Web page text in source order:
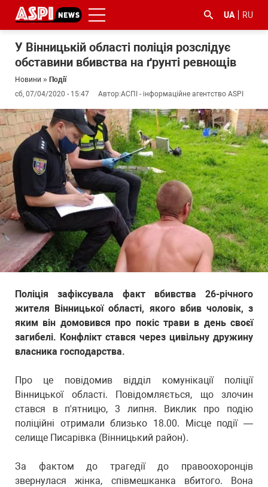
UA RU
У Вінницькій області поліція розслідує
обставини вбивства на ґрунті ревнощів
Новини » Події
сб, 07/04/2020 - 15:47
Автор:АСПІ - інформаційне агентство ASPI
Поліція зафіксувала факт вбивства 26-річного
жителя Вінницької області, якого вбив чоловік, з
яким він домовився про покіс трави в день своєї
загибелі. Конфлікт стався через цивільну дружину
власника господарства.
Про це повідомив відділ комунікації поліції
Вінницької області. Повідомляється, що злочин
стався в п'ятницю, 3 липня. Виклик про подію
поліційні отримали близько 18.00. Місце події —
селище Писарівка (Вінницький район).
За фактом до трагедії до правоохоронців
звернулася жінка, співмешканка вбитого. Вона
#ООС
#боротьба
з
корупцією
#ДФС #Київ #коронавірус